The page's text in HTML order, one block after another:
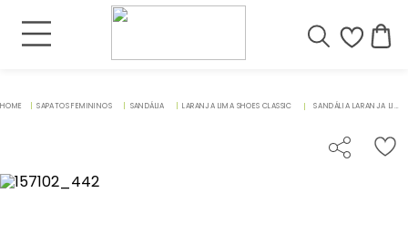
SAPATOS FEMININOS SANDÁLIA LARANJA LIMA SHOES CLASSIC SANDÁLIA LARANJA LIMA SHOES CLASSIC SALTO DE 4 CM EM COURO METALIZADO - CODIGO - 157102